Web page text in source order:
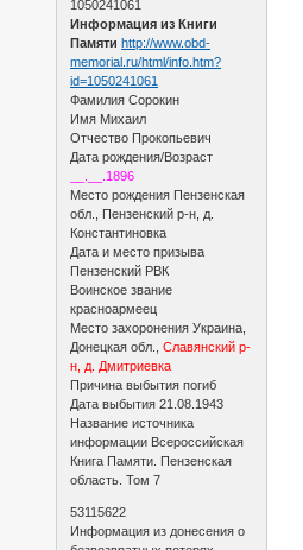
1050241061
Информация из Книги
Памяти http://www.obd-
memorial.ru/html/info.htm?
id=1050241061
Фамилия Сорокин
Имя Михаил
Отчество Прокопьевич
Дата рождения/Возраст
__.__.1896
Место рождения Пензенская
обл., Пензенский р-н, д.
Константиновка
Дата и место призыва
Пензенский РВК
Воинское звание
красноармеец
Место захоронения Украина,
Донецкая обл.,Славянский р-
н, д. Дмитриевка
Причина выбытия погиб
Дата выбытия 21.08.1943
Название источника
информации Всероссийская
Книга Памяти. Пензенская
область. Том 7
53115622
Информация из донесения о